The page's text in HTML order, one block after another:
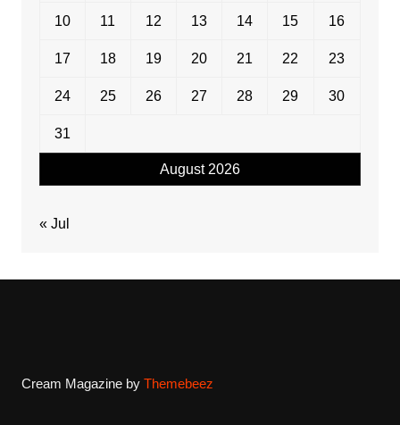
August 2026
10 11 12 13 14 15 16
17 18 19 20 21 22 23
24 25 26 27 28 29 30
31
« Jul
Cream Magazine by Themebeez